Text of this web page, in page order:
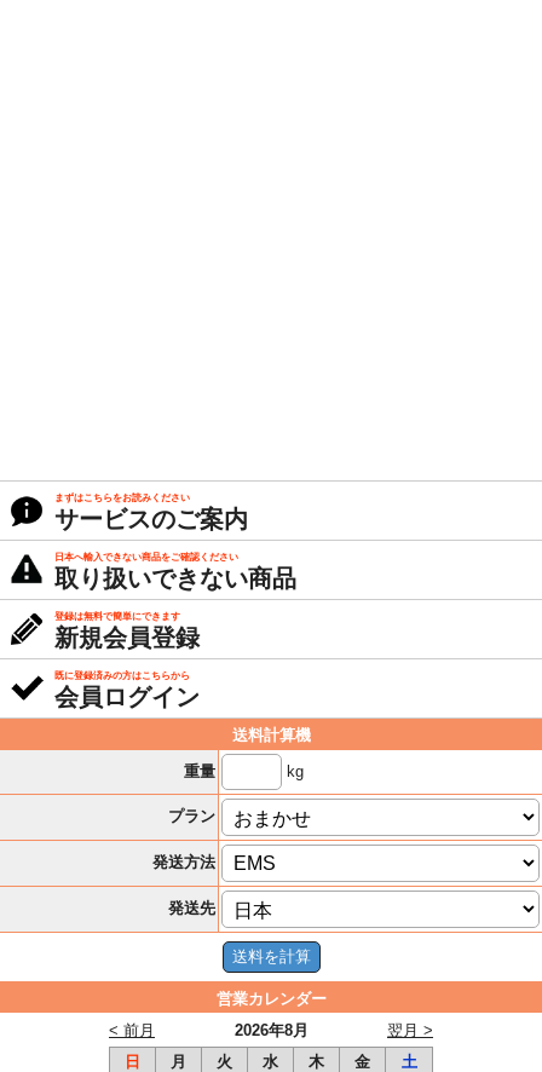
まずはこちらをお読みください
サービスのご案内
日本へ輸入できない商品をご確認ください
取り扱いできない商品
登録は無料で簡単にできます
新規会員登録
既に登録済みの方はこちらから
会員ログイン
送料計算機
重量
kg
プラン
発送方法
発送先
営業カレンダー
2026年8月
< 前月
翌月 >
日
月 火 水 木 金
土